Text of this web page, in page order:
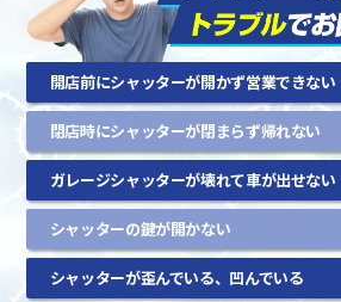
開店前にシャッターが開かず営業できない
閉店時にシャッターが閉まらず帰れない
ガレージシャッターが壊れて車が出せない
シャッターの鍵が開かない
シャッターが歪んでいる、凹んでいる